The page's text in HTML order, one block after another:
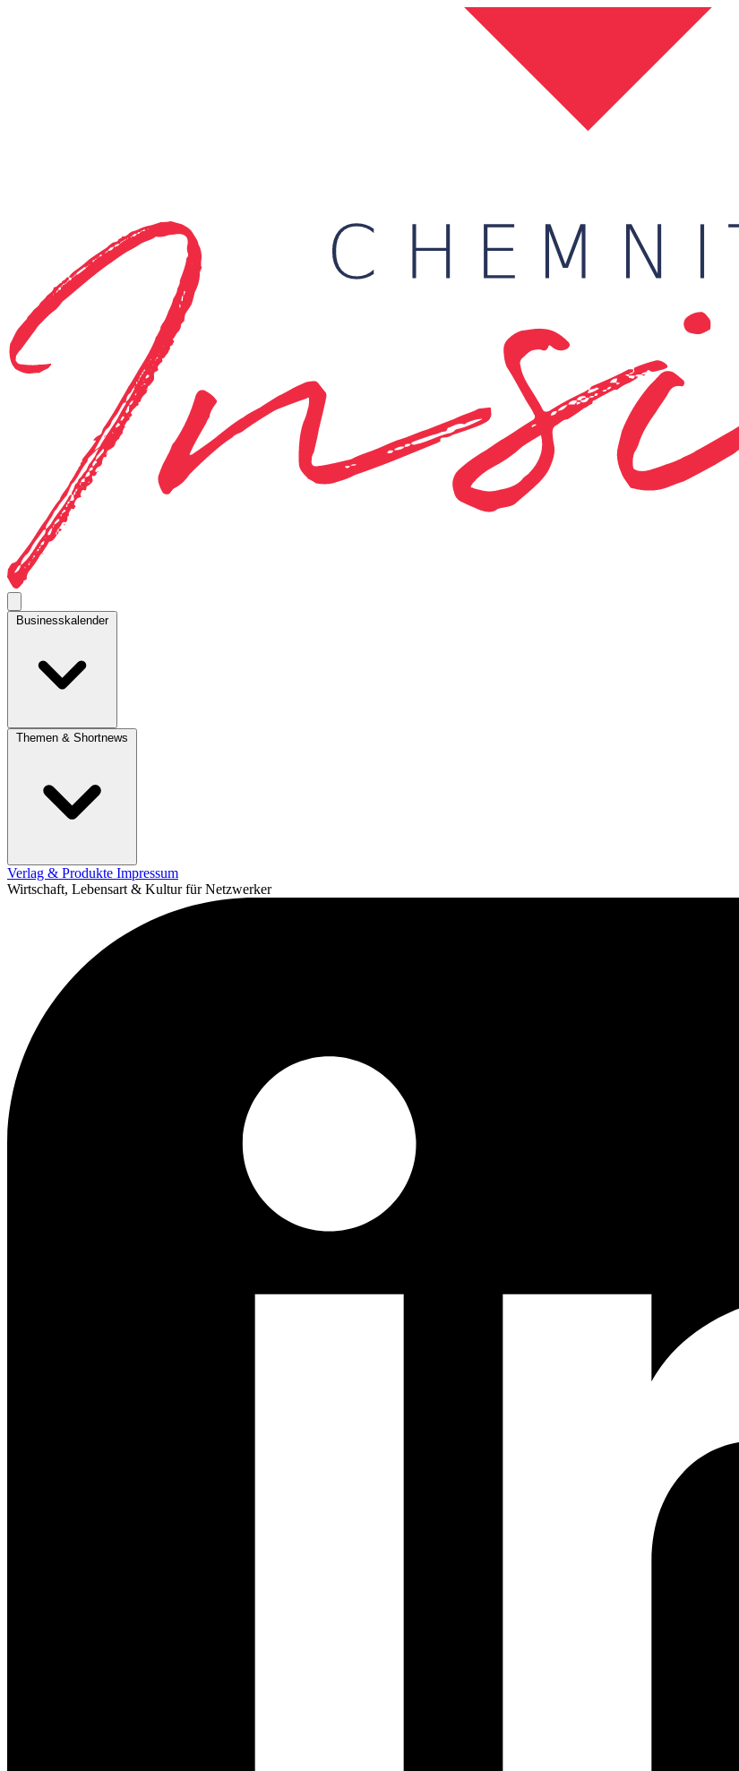
Businesskalender
Themen & Shortnews
Verlag & Produkte Impressum
Wirtschaft, Lebensart & Kultur für Netzwerker